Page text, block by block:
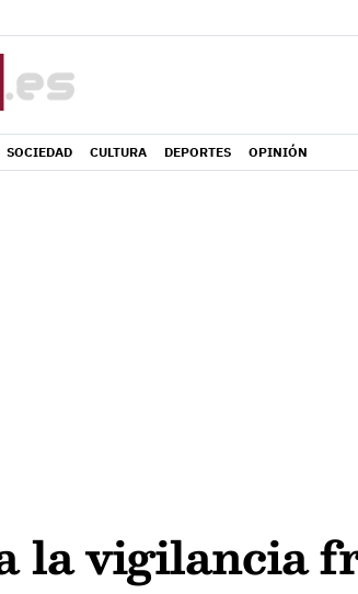
SOCIEDAD CULTURA DEPORTES OPINIÓN
la vigilancia